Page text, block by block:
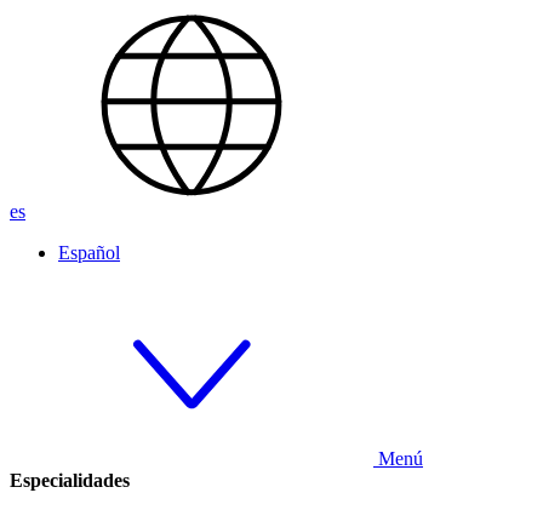
es
Español
Menú
Especialidades